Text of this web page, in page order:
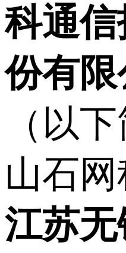
科通
份有限
（以
山石
江苏